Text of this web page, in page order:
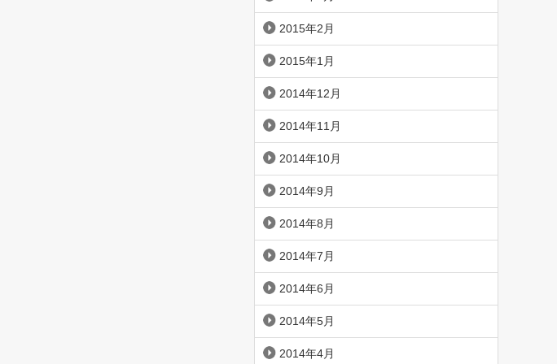
2015年2月
2015年1月
2014年12月
2014年11月
2014年10月
2014年9月
2014年8月
2014年7月
2014年6月
2014年5月
2014年4月